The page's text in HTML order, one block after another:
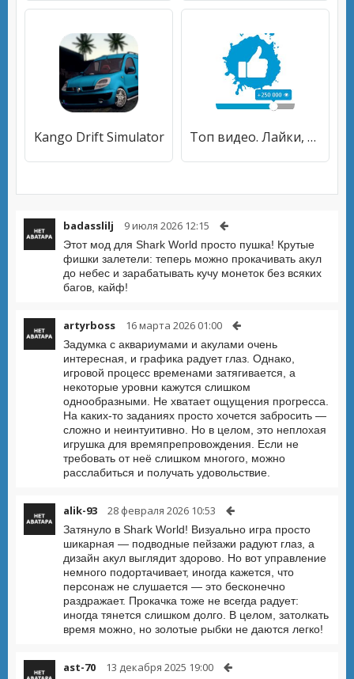
Kango Drift Simulator Топ видео. Лайки, просмотры, подписчики
badasslilj 9 июля 2026 12:15
Этот мод для Shark World просто пушка! Крутые
фишки залетели: теперь можно прокачивать акул
до небес и зарабатывать кучу монеток без всяких
багов, кайф!
artyrboss 16 марта 2026 01:00
Задумка с аквариумами и акулами очень
интересная, и графика радует глаз. Однако,
игровой процесс временами затягивается, а
некоторые уровни кажутся слишком
однообразными. Не хватает ощущения прогресса.
На каких-то заданиях просто хочется забросить —
сложно и неинтуитивно. Но в целом, это неплохая
игрушка для времяпрепровождения. Если не
требовать от неё слишком многого, можно
расслабиться и получать удовольствие.
alik-93 28 февраля 2026 10:53
Затянуло в Shark World! Визуально игра просто
шикарная — подводные пейзажи радуют глаз, а
дизайн акул выглядит здорово. Но вот управление
немного подортачивает, иногда кажется, что
персонаж не слушается — это бесконечно
раздражает. Прокачка тоже не всегда радует:
иногда тянется слишком долго. В целом, затолкать
время можно, но золотые рыбки не даются легко!
ast-70 13 декабря 2025 19:00